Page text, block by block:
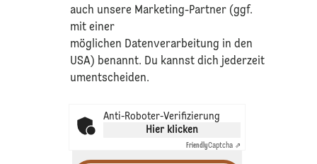
auch unsere Marketing-Partner (ggf.
mit einer
möglichen Datenverarbeitung in den
USA) benannt. Du kannst dich jederzeit
umentscheiden.
Anti-Roboter-Verifizierung
Hier klicken
FriendlyCaptcha ⇗